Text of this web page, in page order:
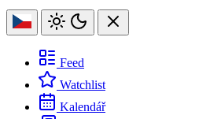
Feed
Watchlist
Kalendář